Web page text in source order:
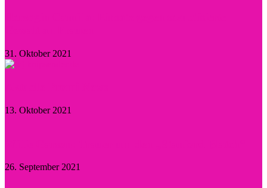
31. Oktober 2021
13. Oktober 2021
26. September 2021